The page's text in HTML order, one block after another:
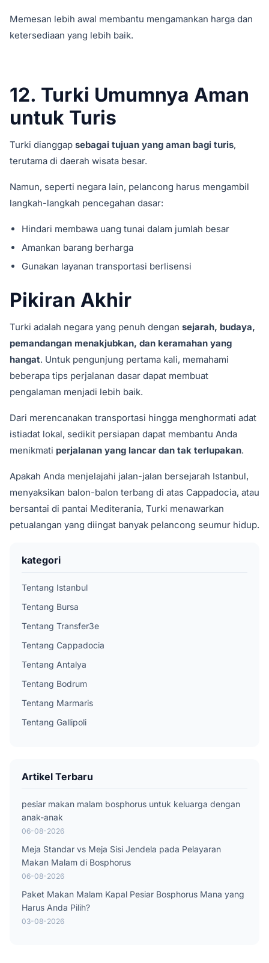
Memesan lebih awal membantu mengamankan harga dan
ketersediaan yang lebih baik.
12. Turki Umumnya Aman
untuk Turis
Turki dianggap sebagai tujuan yang aman bagi turis,
terutama di daerah wisata besar.
Namun, seperti negara lain, pelancong harus mengambil
langkah-langkah pencegahan dasar:
Hindari membawa uang tunai dalam jumlah besar
Amankan barang berharga
Gunakan layanan transportasi berlisensi
Pikiran Akhir
Turki adalah negara yang penuh dengan sejarah, budaya,
pemandangan menakjubkan, dan keramahan yang
hangat. Untuk pengunjung pertama kali, memahami
beberapa tips perjalanan dasar dapat membuat
pengalaman menjadi lebih baik.
Dari merencanakan transportasi hingga menghormati adat
istiadat lokal, sedikit persiapan dapat membantu Anda
menikmati perjalanan yang lancar dan tak terlupakan.
Apakah Anda menjelajahi jalan-jalan bersejarah Istanbul,
menyaksikan balon-balon terbang di atas Cappadocia, atau
bersantai di pantai Mediterania, Turki menawarkan
petualangan yang diingat banyak pelancong seumur hidup.
kategori
Tentang Istanbul
Tentang Bursa
Tentang Transfer3e
Tentang Cappadocia
Tentang Antalya
Tentang Bodrum
Tentang Marmaris
Tentang Gallipoli
Artikel Terbaru
pesiar makan malam bosphorus untuk keluarga dengan
anak-anak
06-08-2026
Meja Standar vs Meja Sisi Jendela pada Pelayaran
Makan Malam di Bosphorus
06-08-2026
Paket Makan Malam Kapal Pesiar Bosphorus Mana yang
Harus Anda Pilih?
03-08-2026